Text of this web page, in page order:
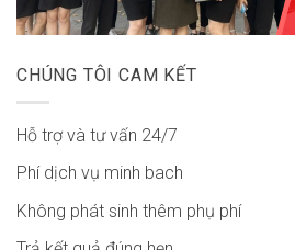
CHÚNG TÔI CAM KẾT
Hỗ trợ và tư vấn 24/7
Phí dịch vụ minh bach
Không phát sinh thêm phụ phí